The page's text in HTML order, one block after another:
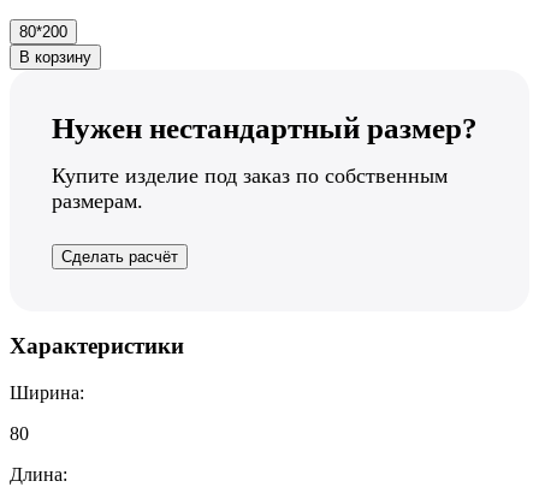
80*200
В корзину
Нужен нестандартный размер?
Купите изделие под заказ по собственным
размерам.
Сделать расчёт
Характеристики
Ширина:
80
Длина: